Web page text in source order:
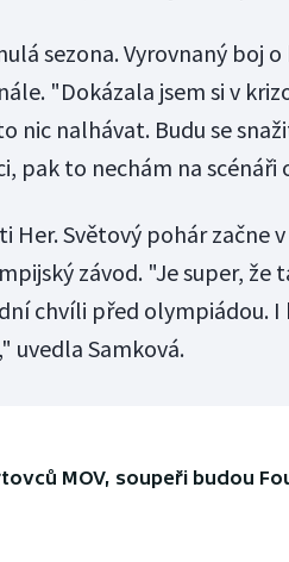
sezona. Vyrovnaný boj
"Dokázala jsem si v
nic nalhávat. Budu se
pak to nechám na scénáři
Her. Světový pohár začne
závod. "Je super, že
chvíli před olympiádou.
uvedla Samková.
MOV, soupeři budou